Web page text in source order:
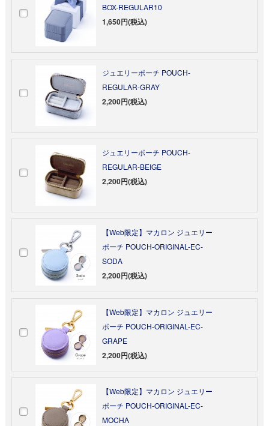
BOX-REGULAR10
1,650円(税込)
ジュエリーポーチ POUCH-
REGULAR-GRAY
2,200円(税込)
ジュエリーポーチ POUCH-
REGULAR-BEIGE
2,200円(税込)
【Web限定】マカロン ジュエリー
ポーチ POUCH-ORIGINAL-EC-
SODA
2,200円(税込)
【Web限定】マカロン ジュエリー
ポーチ POUCH-ORIGINAL-EC-
GRAPE
2,200円(税込)
【Web限定】マカロン ジュエリー
ポーチ POUCH-ORIGINAL-EC-
MOCHA